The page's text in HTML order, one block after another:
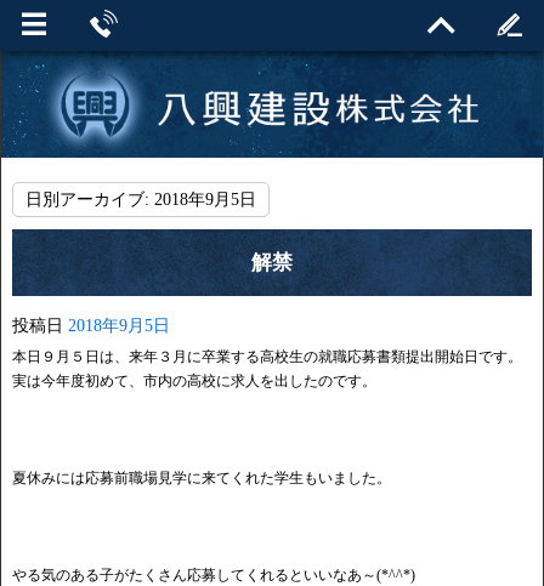
日別アーカイブ: 2018年9月5日
解禁
投稿日 2018年9月5日
本日９月５日は、来年３月に卒業する高校生の就職応募書類提出開始日です。
実は今年度初めて、市内の高校に求人を出したのです。
夏休みには応募前職場見学に来てくれた学生もいました。
やる気のある子がたくさん応募してくれるといいなあ～(*^^*)